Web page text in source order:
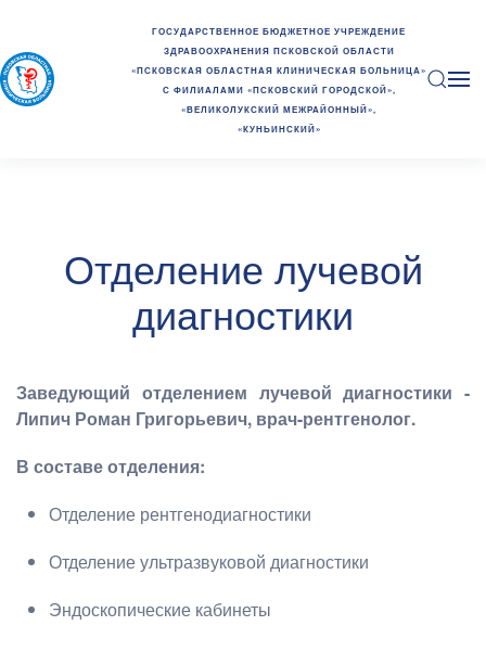
ГОСУДАРСТВЕННОЕ БЮДЖЕТНОЕ УЧРЕЖДЕНИЕ
ЗДРАВООХРАНЕНИЯ ПСКОВСКОЙ ОБЛАСТИ
«ПСКОВСКАЯ ОБЛАСТНАЯ КЛИНИЧЕСКАЯ БОЛЬНИЦА»
С ФИЛИАЛАМИ «ПСКОВСКИЙ ГОРОДСКОЙ»,
«ВЕЛИКОЛУКСКИЙ МЕЖРАЙОННЫЙ»,
«КУНЬИНСКИЙ»
Отделение лучевой
диагностики
Заведующий отделением лучевой диагностики -
Липич Роман Григорьевич, врач-рентгенолог.
В составе отделения:
Отделение рентгенодиагностики
Отделение ультразвуковой диагностики
Эндоскопические кабинеты